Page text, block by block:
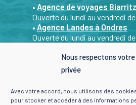
Nous respectons votre
privée
Avec votre accord, nous utilisons des
pour stocker et accéder à des informations
• Agence de voyages Biarritz
Ouverte du lundi au vendredi de
• Agence Landes à Ondres
Ouverte du lundi au vendredi de
Sur RDV les après-midi et le
lundi au samedi de 9h à 19h :
joignables par mail et par
•Agence Landes St Geours
Sur RDV du lundi au vendredi